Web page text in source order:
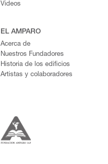
Videos
EL AMPARO
Acerca de
Nuestros Fundadores
Historia de los edificios
Artistas y colaboradores